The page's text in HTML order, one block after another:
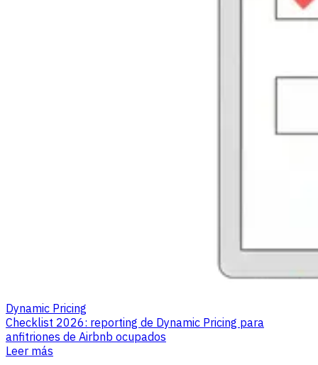
Dynamic Pricing
Checklist 2026: reporting de Dynamic Pricing para
anfitriones de Airbnb ocupados
Leer más